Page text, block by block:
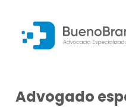
Advogado